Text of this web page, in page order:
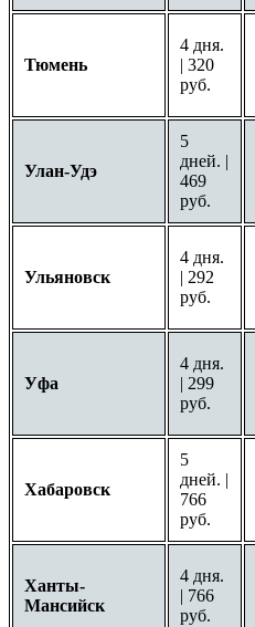
Тюмень
4 дня.
| 320
руб.
Улан-Удэ
5
дней. |
469
руб.
Ульяновск
4 дня.
| 292
руб.
Уфа
4 дня.
| 299
руб.
Хабаровск
5
дней. |
766
руб.
Ханты-
Мансийск
4 дня.
| 766
руб.